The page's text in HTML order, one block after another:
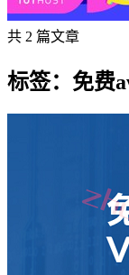
共 2 篇文章
标签：免费